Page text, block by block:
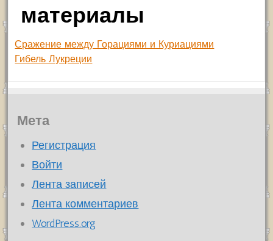
материалы
Сражение между Горациями и Куриациями
Гибель Лукреции
Мета
Регистрация
Войти
Лента записей
Лента комментариев
WordPress.org